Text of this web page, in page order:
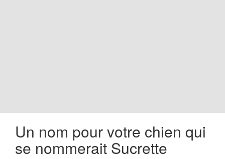
Un nom pour votre chien qui
se nommerait Sucrette